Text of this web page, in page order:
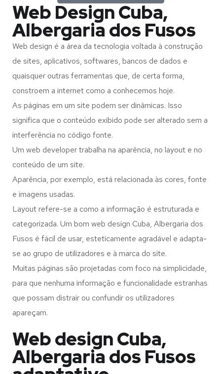
Web Design Cuba,
Albergaria dos Fusos
Web design é a área da tecnologia voltada à construção
de sites, aplicativos, softwares, bancos de dados e
quaisquer outras ferramentas que, de certa forma,
constroem a internet como a conhecemos hoje.
As páginas em um site podem ser dinâmicas. Isso
significa que o conteúdo exibido pode ser alterado sem a
interferência no código fonte.
Um web developer trabalha na aparência, no layout e no
conteúdo de um site.
Aparência, por exemplo, está relacionada às cores, fonte
e imagens usadas.
Layout refere-se a como a informação é estruturada e
categorizada. Um bom web design Cuba, Albergaria dos
Fusos é fácil de usar, esteticamente agradável e adapta-
se ao grupo de utilizadores e à marca do site.
Muitas páginas são projetadas com foco na simplicidade,
para que nenhuma informação e funcionalidade estranhas
que possam distrair ou confundir os utilizadores
apareçam.
Web design Cuba,
Albergaria dos Fusos